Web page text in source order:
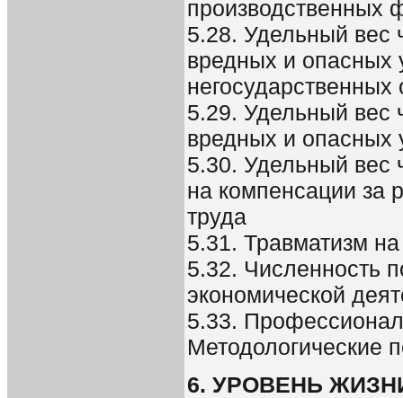
производственных
5.28. Удельный вес
вредных и опасных
негосударственных
5.29. Удельный вес
вредных и опасных
5.30. Удельный вес
на компенсации за
труда
5.31. Травматизм
5.32. Численность
экономической
5.33.
Методологические
6. УРОВЕНЬ